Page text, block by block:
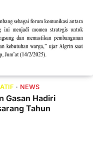
NEWS
Gasan Hadiri
Tahun